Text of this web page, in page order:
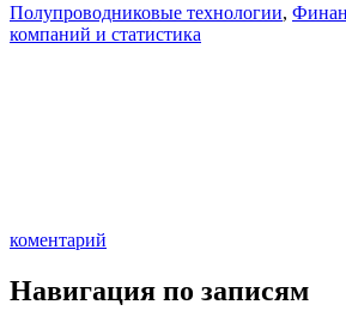
Полупроводниковые технологии,
компаний и статистика
коментарий
Навигация по записям